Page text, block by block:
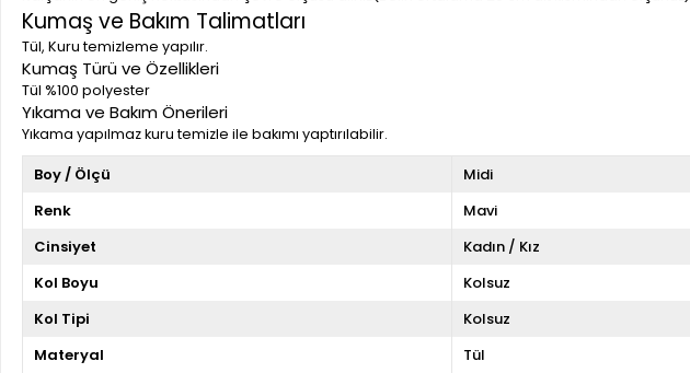
Kumaş ve Bakım Talimatları
Tül, Kuru temizleme yapılır.
Kumaş Türü ve Özellikleri
Tül %100 polyester
Yıkama ve Bakım Önerileri
Yıkama yapılmaz kuru temizle ile bakımı yaptırılabilir.
Boy / Ölçü
Midi
Renk
Mavi
Cinsiyet
Kadın / Kız
Kol Boyu
Kolsuz
Kol Tipi
Kolsuz
Materyal
Tül